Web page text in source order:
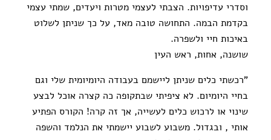
וסדרי עדיפויות. הצבתי לעצמי מטרות ויעדים, שמתי עצמי
בקדמת הבמה. התחושה טובה מאד, על כך שניתן לשלוט
באיכות חיי ולשפרה.
שושנה, אחות, ראש העין
"רכשתי כלים שניתן ליישמם בעבודה היומיומית שלי וגם
בחיי היומיום. לא ציפיתי שבתקופה כה קצרה אוכל לבצע
שינוי או לרכוש כלים לעשייה, אך זה קרה! הקורס הפתיע
אותי , ובגדול. משבוע לשבוע יישמתי את הנלמד והשפה